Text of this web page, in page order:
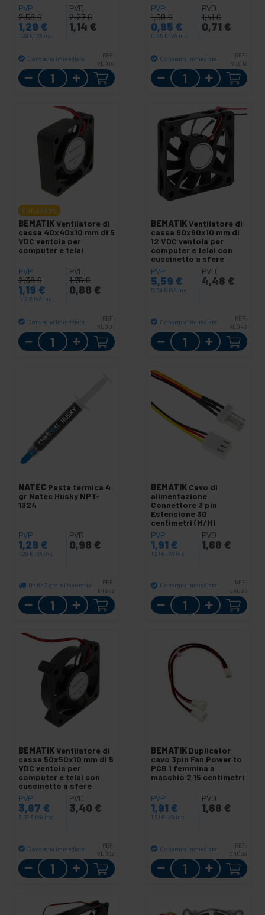
PVP
2,58€
1,29 €
1,29 € IVA inc.
PVD
2,27€
1,14 €
Consegna immediata
REF:
VL010
Quantità
PVP
1,90€
0,95 €
0,95 € IVA inc.
PVD
1,41€
0,71 €
Consegna immediata
REF:
VL012
Quantità
OUTLET 50%
BEMATIK Ventilatore di
cassa 40x40x10 mm di 5
VDC ventola per
computer e telai
PVP
2,38€
1,19 €
1,19 € IVA inc.
PVD
1,76€
0,88 €
Consegna immediata
REF:
VL001
Quantità
BEMATIK Ventilatore di
cassa 60x60x10 mm di
12 VDC ventola per
computer e telai con
cuscinetto a sfere
PVP
5,59 €
5,59 € IVA inc.
PVD
4,48 €
Consegna immediata
REF:
VL043
Quantità
NATEC Pasta termica 4
gr Natec Husky NPT-
1324
PVP
1,29 €
1,29 € IVA inc.
PVD
0,98 €
Da 6 a 7 giorni lavorativi
REF:
NT352
Quantità
BEMATIK Cavo di
alimentazione
Connettore 3 pin
Estensione 30
centimetri (M/H)
PVP
1,91 €
1,91 € IVA inc.
PVD
1,68 €
Consegna immediata
REF:
CA036
Quantità
BEMATIK Ventilatore di
cassa 50x50x10 mm di 5
VDC ventola per
computer e telai con
cuscinetto a sfere
PVP
3,87 €
3,87 € IVA inc.
PVD
3,40 €
Consegna immediata
REF:
VL032
Quantità
BEMATIK Duplicator
cavo 3pin Fan Power to
PCB 1 femmina a
maschio 2 15 centimetri
PVP
1,91 €
1,91 € IVA inc.
PVD
1,68 €
Consegna immediata
REF:
CA039
Quantità